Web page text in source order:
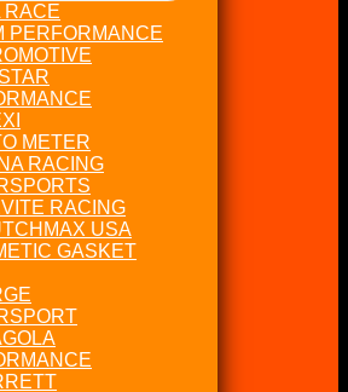
RACE
PERFORMANCE
METER
RACING
RACING
USA
GASKET